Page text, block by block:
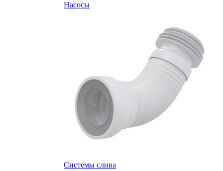
Насосы
Системы слива